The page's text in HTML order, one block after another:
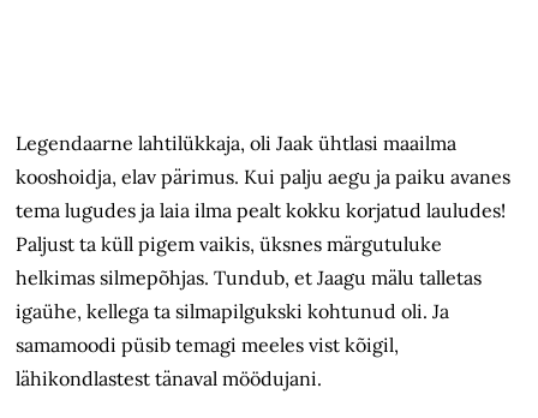
Legendaarne lahtilükkaja, oli Jaak ühtlasi maailma
kooshoidja, elav pärimus. Kui palju aegu ja paiku avanes
tema lugudes ja laia ilma pealt kokku korjatud lauludes!
Paljust ta küll pigem vaikis, üksnes märgutuluke
helkimas silmepõhjas. Tundub, et Jaagu mälu talletas
igaühe, kellega ta silmapilgukski kohtunud oli. Ja
samamoodi püsib temagi meeles vist kõigil,
lähikondlastest tänaval möödujani.